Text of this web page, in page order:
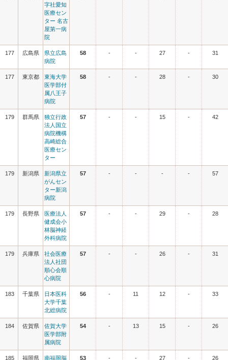
字社愛知
医療セン
ター 名古
屋第一病
院
177 広島県
県立広島
病院
58 - - 27 - 31
177 東京都
東海大学
医学部付
属八王子
病院
58 - - 28 - 30
179 群馬県
独立行政
法人国立
病院機構
高崎総合
医療セン
ター
57 - - 15 - 42
179 新潟県
新潟県立
がんセン
ター新潟
病院
57 - - - - 57
179 長野県
医療法人
健成会小
林脳神経
外科病院
57 - - 29 - 28
179 兵庫県
社会医療
法人社団
順心会順
心病院
57 - - 26 - 31
183 千葉県
日本医科
大学千葉
北総病院
56 - 11 12 - 33
184 佐賀県
佐賀大学
医学部附
属病院
54 - 13 15 - 26
185 福岡県 南福岡脳 53 - - 27 - 26